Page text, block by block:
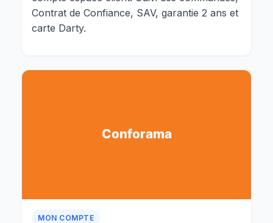
Contrat de Confiance, SAV, garantie 2 ans et
carte Darty.
MON COMPTE